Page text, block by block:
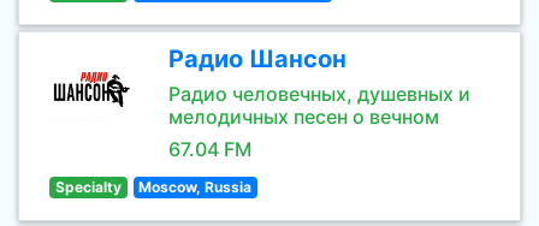
Радио Шансон
Радио человечных, душевных и
мелодичных песен о вечном
67.04 FM
Specialty Moscow, Russia